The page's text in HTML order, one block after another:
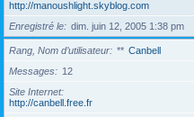
http://manoushlight.skyblog.com
Enregistré le
dim. juin 12, 2005 1:38 pm
Rang, Nom d’utilisateur ** Canbell
Messages
12
Site Internet
http://canbell.free.fr